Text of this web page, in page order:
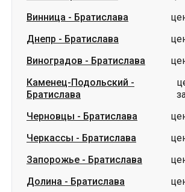
Винница - Братислава
Днепр - Братислава
Виноградов - Братислава
Каменец-Подольский -
Братислава
Черновцы - Братислава
Черкассы - Братислава
Запорожье - Братислава
Долина - Братислава